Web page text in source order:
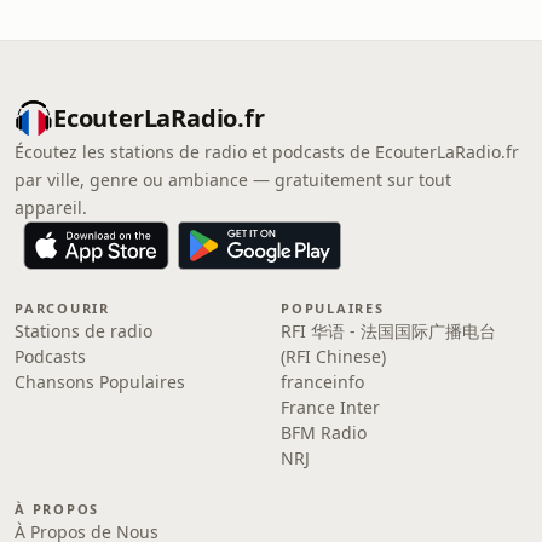
EcouterLaRadio.fr
Écoutez les stations de radio et podcasts de EcouterLaRadio.fr
par ville, genre ou ambiance — gratuitement sur tout
appareil.
PARCOURIR
Stations de radio
Podcasts
Chansons Populaires
POPULAIRES
RFI 华语 - 法国国际广播电台
(RFI Chinese)
franceinfo
France Inter
BFM Radio
NRJ
À PROPOS
À Propos de Nous